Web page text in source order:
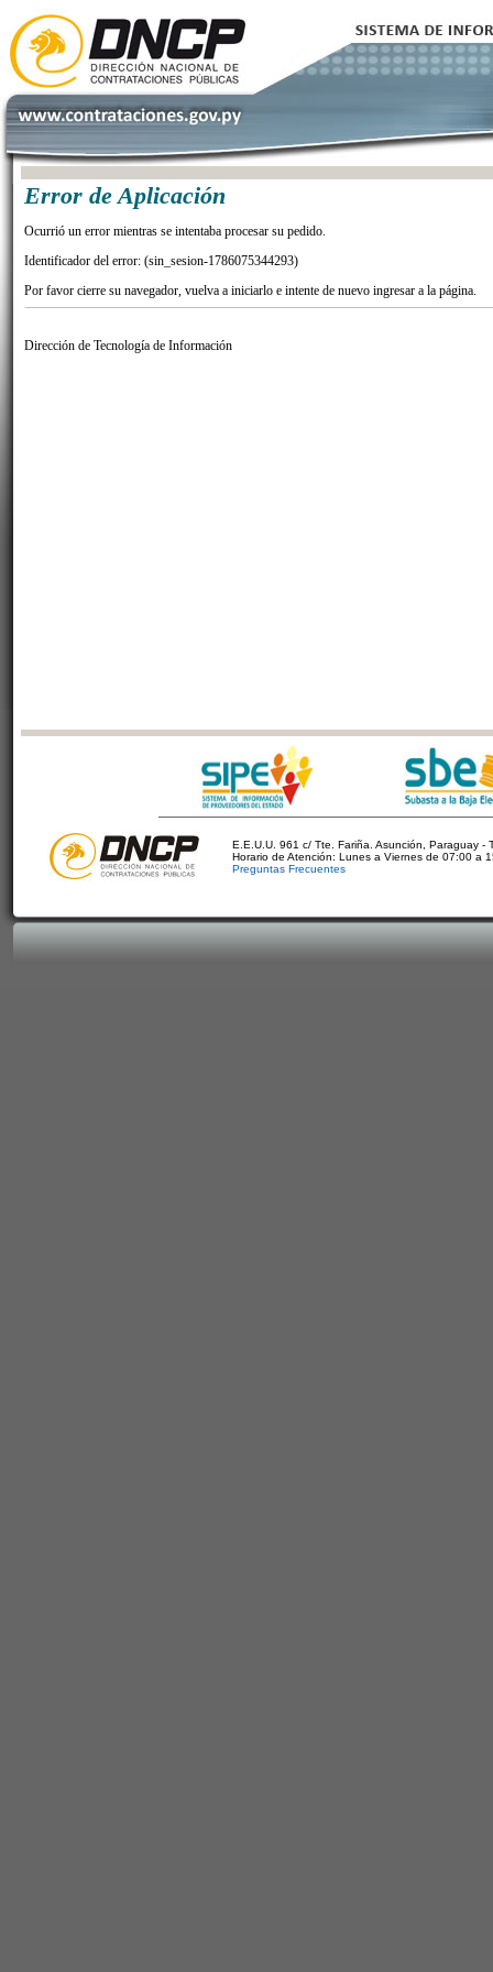
Error de Aplicación
Ocurrió un error mientras se intentaba procesar su pedido.
Identificador del error: (sin_sesion-1786075344293)
Por favor cierre su navegador, vuelva a iniciarlo e intente de nuevo ingresar a la página.
Dirección de Tecnología de Información
E.E.U.U. 961 c/ Tte. Fariña. Asunción, Paraguay -
Horario de Atención: Lunes a Viernes de 07:00 a
Preguntas Frecuentes